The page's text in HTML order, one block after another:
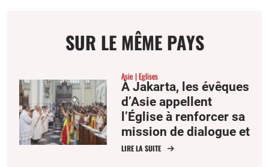
SUR LE MÊME PAYS
Asie Eglises
À Jakarta, les évêques
d’Asie appellent
l’Église à renforcer sa
mission de dialogue et
de réconciliation
LIRE LA SUITE